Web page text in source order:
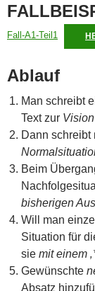
Fall-A1-Teil1
Ablauf
Man schreibt
Text zur
Dann
Beim
bisherigen
Will man
Situation für
sie mit einem
Gewünschte
Absatz